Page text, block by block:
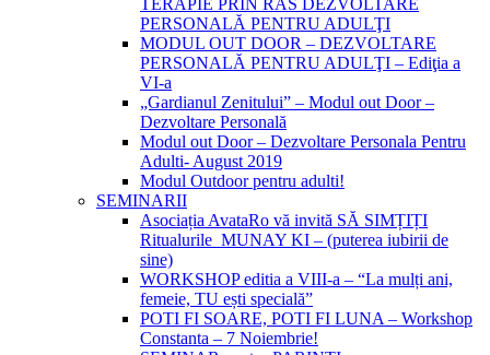
TERAPIE PRIN RÂS DEZVOLTARE
PERSONALĂ PENTRU ADULŢI
MODUL OUT DOOR – DEZVOLTARE
PERSONALĂ PENTRU ADULŢI – Ediţia a
VI-a
„Gardianul Zenitului” – Modul out Door –
Dezvoltare Personală
Modul out Door – Dezvoltare Personala Pentru
Adulti- August 2019
Modul Outdoor pentru adulti!
SEMINARII
Asociația AvataRo vă invită SĂ SIMȚIȚI
Ritualurile MUNAY KI – (puterea iubirii de
sine)
WORKSHOP editia a VIII-a – “La mulți ani,
femeie, TU ești specială”
POTI FI SOARE, POTI FI LUNA – Workshop
Constanta – 7 Noiembrie!